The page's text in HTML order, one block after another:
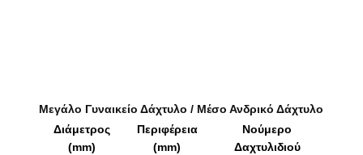
Μεγάλο Γυναικείο Δάχτυλο / Μέσο Ανδρικό Δάχτυλο
Διάμετρος
(mm)
Περιφέρεια
(mm)
Νούμερο
Δαχτυλιδιού